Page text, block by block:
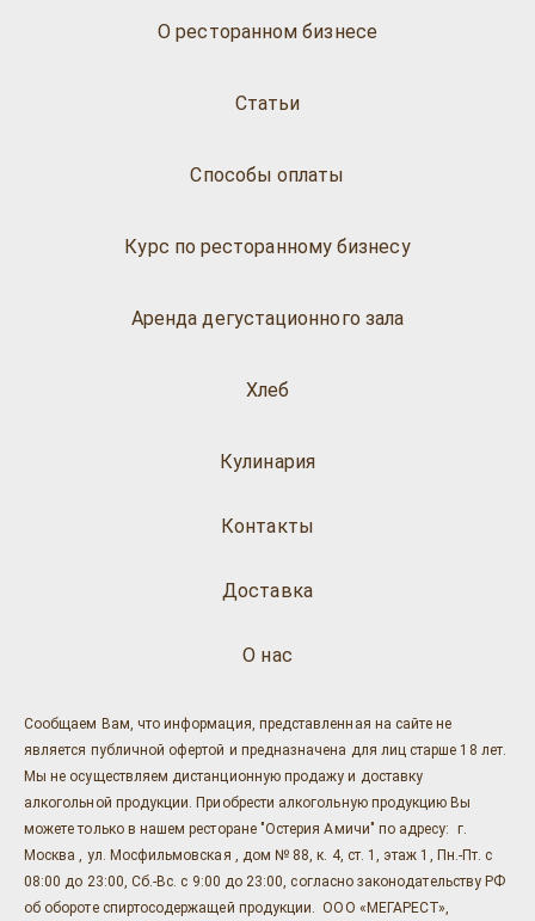
О ресторанном бизнесе
Статьи
Способы оплаты
Курс по ресторанному бизнесу
Аренда дегустационного зала
Хлеб
Кулинария
О нас
Доставка
Контакты
Сообщаем Вам, что информация, представленная на сайте не
является публичной офертой и предназначена для лиц старше 18 лет.
Мы не осуществляем дистанционную продажу и доставку
алкогольной продукции. Приобрести алкогольную продукцию Вы
можете только в нашем ресторане "Остерия Амичи" по адресу: г.
Москва , ул. Мосфильмовская , дом № 88, к. 4, ст. 1, этаж 1, Пн.-Пт. с
08:00 до 23:00, Сб.-Вс. с 9:00 до 23:00, согласно законодательству РФ
об обороте спиртосодержащей продукции. ООО «МЕГАРЕСТ»,